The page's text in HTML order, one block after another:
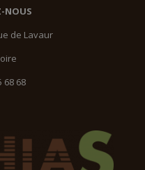
NOUS
de Lavaur
68 68